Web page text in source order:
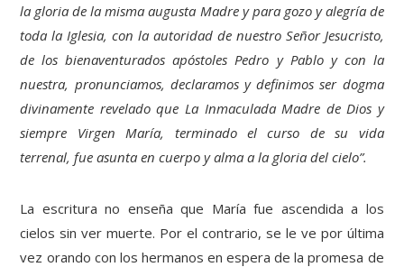
la gloria de la misma augusta Madre y para gozo y alegría de
toda la Iglesia, con la autoridad de nuestro Señor Jesucristo,
de los bienaventurados apóstoles Pedro y Pablo y con la
nuestra, pronunciamos, declaramos y definimos ser dogma
divinamente revelado que La Inmaculada Madre de Dios y
siempre Virgen María, terminado el curso de su vida
terrenal, fue asunta en cuerpo y alma a la gloria del cielo”.
La escritura no enseña que María fue ascendida a los
cielos sin ver muerte. Por el contrario, se le ve por última
vez orando con los hermanos en espera de la promesa de